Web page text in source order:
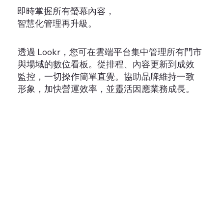
即時掌握所有螢幕內容，
智慧化管理再升級。
透過 Lookr，您可在雲端平台集中管理所有門市
與場域的數位看板。從排程、內容更新到成效
監控，一切操作簡單直覺。協助品牌維持一致
形象，加快營運效率，並靈活因應業務成長。